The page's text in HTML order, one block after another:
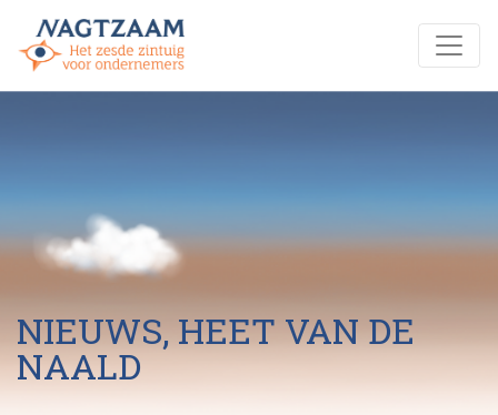
NIEUWS, HEET VAN DE
NAALD